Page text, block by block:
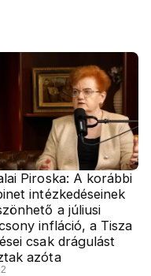
Piroska: A korábbi
intézkedéseinek
a júliusi
infláció, a Tisza
csak drágulást
azóta